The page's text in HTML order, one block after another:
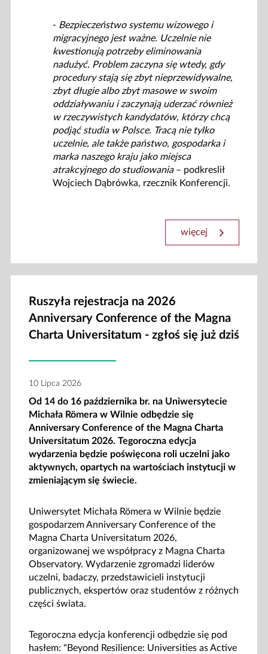
- Bezpieczeństwo systemu wizowego i
migracyjnego jest ważne. Uczelnie nie
kwestionują potrzeby eliminowania
nadużyć. Problem zaczyna się wtedy, gdy
procedury stają się zbyt nieprzewidywalne,
zbyt długie albo zbyt masowe w swoim
oddziaływaniu i zaczynają uderzać również
w rzeczywistych kandydatów, którzy chcą
podjąć studia w Polsce. Tracą nie tylko
uczelnie, ale także państwo, gospodarka i
marka naszego kraju jako miejsca
atrakcyjnego do studiowania – podkreslił
Wojciech Dąbrówka, rzecznik Konferencji.
więcej
Ruszyła rejestracja na 2026
Anniversary Conference of the Magna
Charta Universitatum - zgłoś się już dziś
10 Lipca 2026
Od 14 do 16 października br. na Uniwersytecie
Michała Römera w Wilnie odbędzie się
Anniversary Conference of the Magna Charta
Universitatum 2026. Tegoroczna edycja
wydarzenia będzie poświęcona roli uczelni jako
aktywnych, opartych na wartościach instytucji w
zmieniającym się świecie.
Uniwersytet Michała Römera w Wilnie będzie
gospodarzem Anniversary Conference of the
Magna Charta Universitatum 2026,
organizowanej we współpracy z Magna Charta
Observatory. Wydarzenie zgromadzi liderów
uczelni, badaczy, przedstawicieli instytucji
publicznych, ekspertów oraz studentów z różnych
części świata.
Tegoroczna edycja konferencji odbędzie się pod
hasłem: "Beyond Resilience: Universities as Active